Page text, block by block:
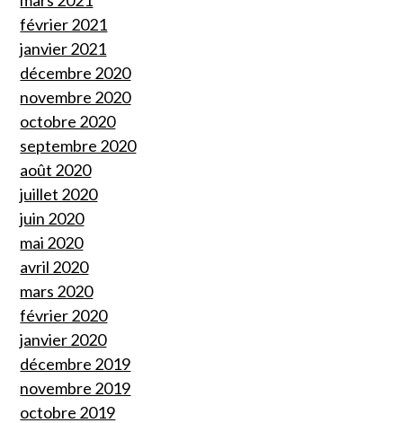
février 2021
janvier 2021
décembre 2020
novembre 2020
octobre 2020
septembre 2020
août 2020
juillet 2020
juin 2020
mai 2020
avril 2020
mars 2020
février 2020
janvier 2020
décembre 2019
novembre 2019
octobre 2019